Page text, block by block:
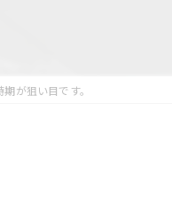
が狙い目です。